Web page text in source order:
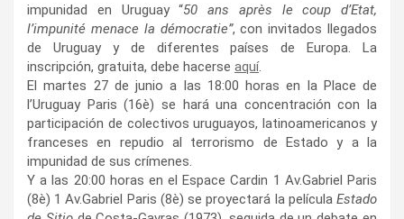
impunidad en Uruguay “50 ans après le coup d’Etat,
l’impunité menace la démocratie”, con invitados llegados
de Uruguay y de diferentes países de Europa. La
inscripción, gratuita, debe hacerse aquí.
El martes 27 de junio a las 18:00 horas en la Place de
l’Uruguay Paris (16è) se hará una concentración con la
participación de colectivos uruguayos, latinoamericanos y
franceses en repudio al terrorismo de Estado y a la
impunidad de sus crímenes.
Y a las 20:00 horas en el Espace Cardin 1 Av.Gabriel Paris
(8è) 1 Av.Gabriel Paris (8è) se proyectará la película Estado